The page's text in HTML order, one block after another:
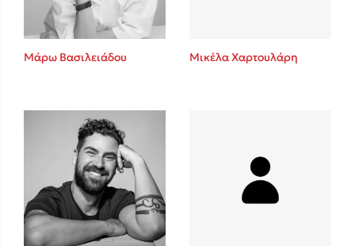
Mel Robbins
Η μέθοδος Αφήστε τους
Δημοφιλείς Συγγραφείς
Φυστίκι ΠουΚυλάει
Παύλος Καστανάς
Μάρω Βασιλειάδου Μικέλα Χαρτουλάρη